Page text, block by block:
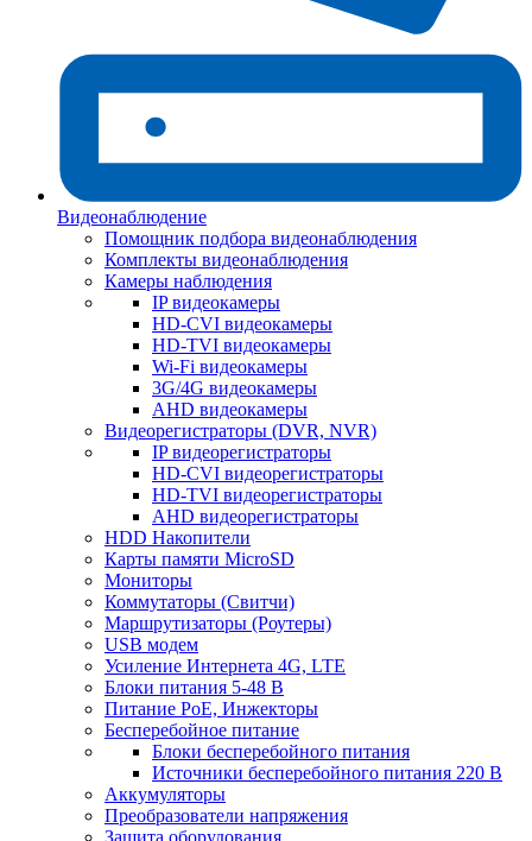
Видеонаблюдение
Помощник подбора видеонаблюдения
Комплекты видеонаблюдения
Камеры наблюдения
IP видеокамеры
HD-CVI видеокамеры
HD-TVI видеокамеры
Wi-Fi видеокамеры
3G/4G видеокамеры
AHD видеокамеры
Видеорегистраторы (DVR, NVR)
IP видеорегистраторы
HD-CVI видеорегистраторы
HD-TVI видеорегистраторы
AHD видеорегистраторы
HDD Накопители
Карты памяти MicroSD
Мониторы
Коммутаторы (Свитчи)
Маршрутизаторы (Роутеры)
USB модем
Усиление Интернета 4G, LTE
Блоки питания 5-48 В
Питание PoE, Инжекторы
Бесперебойное питание
Блоки бесперебойного питания
Источники бесперебойного питания 220 В
Аккумуляторы
Преобразователи напряжения